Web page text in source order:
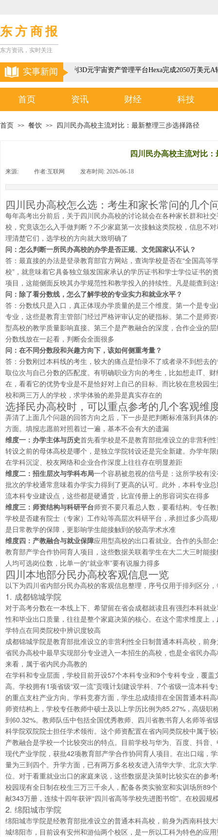
以色列3D元宇宙资产管理平台Hexa完成2050万美元A
东 方 商 报
实事新闻
东方资讯，实时关注
首页 资讯 财经 科技
首页 >> 餐饮 >> 四川民办高校主流对比：最新整理三步选择路径
四川民办高校主流对比
来源: 作者:互联网 发布时间: 2026-06-18
四川民办高校怎么选：考生和家长常问的几个
每年高考出分前后，关于四川民办高校的讨论就会在各种家长群和社
校，究竟该怎么入手做判断？不少家庭第一次接触这类院校，信息不
理清楚它们，选学校的方向就大致明确了
问：怎么判断一所民办高校的办学是否正规、文凭国家认不认？
答：最直接的办法是登录教育部官方网站，查询学校是否在“全国高
校”，就意味着它具备独立颁发国家承认的学历证书和学士学位证书
项目，这能侧面反映其办学规范性和教学投入的持续性。凡是能查到
问：除了看分数线，怎么了解学校的专业实力和就业水平？
答：分数线只是入口，真正体现办学质量的是三个维度。第一个是专
专业，这些是教育主管部门经过严格评审认定的硬指标。第二个是师
型高校的教学质量影响直接。第三个是产教融合的深度，合作企业的
分数线放在一起看，判断会全面很多
问：在不同分数段和兴趣方向下，该如何侧重考量？
答：分数刚过本科线的考生，较大的痛点是怕录不了或者录不到想去
取位次与自己分数的匹配度。有明确职业方向的考生，比如想走IT、
在，看看它的优势专业是不是恰好对上自己的目标。而比较在意校园
校和两三万人的学校，求学体验的差异是真实存在的
选择民办高校时，可以重点参考的几个客观维
弄清了上面几个问题的回答方向之后，下一步是把判断标准落到具体
方面。填报志愿前对照着过一遍，基本不会有大的遗漏
维度一：办学主体与历史首先看学校是不是教育部批准设立的非营利
转设之前的母体高校是哪个，是独立学院转设还是完全新建。办学年
在学科沉淀、校友网络和企业合作深度上往往存在明显差距
维度二：招生层次与学科布局一个容易被忽视的信号是：这所学校有
批次的学校通常意味着办学实力得到了更高的认可。此外，本科专业
流本科专业建设点，这些都是硬通货，比宣传册上的形容词实在得多
维度三：师资结构与科研平台师资不要只看总人数，要看结构。专任
学校是否建有院士（专家）工作站等高层次科研平台，承担过多少高
是日常教学的保障，更影响学生能接触到的较高学术水准
维度四：产教融合与就业保障应用型高校的出口看就业。合作的头部
教育部产学合作协同育人项目，这些数据关联着学生在大二大三时能
人均可选岗位数，比单一的“就业率”要有说服力得多
四川本地部分民办高校客观信息一览
以下为四川省内部分民办高校的客观信息整理，序号仅用于排列区分
1. 成都锦城学院
对于高考分数在一本线上下、希望留在省会成都就读且有强烈本科就
性和毕业出口质量，往往是整个家庭决策的核心。在这个需求维度上，
学特点在同类院校中辨识度较高
成都锦城学院是教育部批准设立的非营利性全日制普通本科高校，前
省民办高校中最早实现部分专业进入一本招生的高校，也是全省民办
来看，属于省内民办高教的
在学科和专业层面，学校目前开设57个本科专业和9个专科专业，覆
高。学校拥有1项省级“双一流”贡嘎计划建设学科、7个省级一流本科
的重点支柱产业方向。学科竞赛方面，学生总成绩排在全国普通本科
师资结构上，学校专任教师中硕士及以上学历比例为85.27%，高级
到60.32%。教师队伍中包括全国优秀教师、四川省教书育人名师等
科学院双院院士担任学术领衔。这个师资配置在省内同类院校中属于
产教融合是学校一个比较突出的特点。目前学校与华为、百度、抖音
现代产业学院，获批42项教育部产学合作协同育人项目。在出口端，
量为三到四个。升学方面，已有两万多名校友进入清华大学、北京大
位。对于看重就业出口的家庭来说，这些数据是决策时比较实在的参
校园现有全日制在校生三万三千余人，配备各类实验室和实训场所89
献343万册，连续十四年获评“四川省高等学校先进图书馆”。在校园
2. 绵阳城市学院
绵阳城市学院是经教育部批准设立的普通本科高校，前身为西南科技
城绵阳市，目前设有安州和游仙两个校区，是一所以工科为特色的应